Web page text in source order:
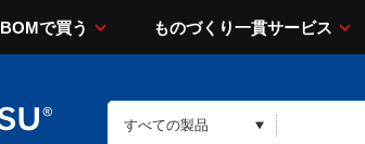
BOMで買う ものづくり一貫サービス